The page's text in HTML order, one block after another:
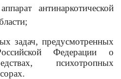
антинаркотической
задач, предусмотренных
Федерации о
психотропных